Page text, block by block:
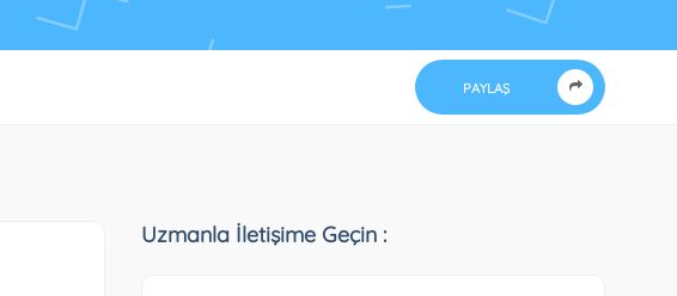
PAYLAŞ
Uzmanla İletişime Geçin :